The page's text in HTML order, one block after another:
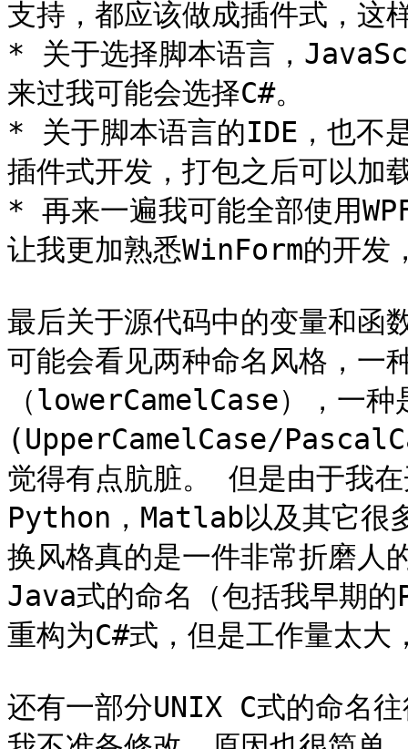
支持，都应该做成插件式，这
* 关于选择脚本语言，
来过我可能会选择C#。
* 关于脚本语言的IDE，也不
插件式开发，打包之后可以加
* 再来一遍我可能全部使用
让我更加熟悉WinForm的开发
最后关于源代码中的变量和函
可能会看见两种命名风格，
（lowerCamelCase），一
(UpperCamelCase/
觉得有点肮脏。 但是由于我
Python，Matlab以及其它很
换风格真的是一件非常折磨人
Java式的命名（包括我早期
重构为C#式，但是工作量太大
还有一部分UNIX C式的命名